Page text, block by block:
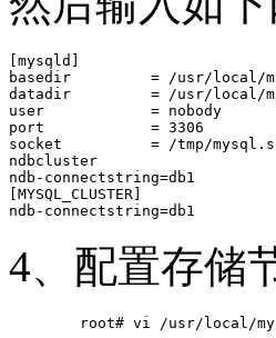
[mysqld]
basedir         = /usr/local/
datadir         = /usr/local/
user            = nobody
port            = 3306
socket          = /tmp/
ndbcluster
ndb-connectstring=db1
[MYSQL_CLUSTER]
4、配置存储